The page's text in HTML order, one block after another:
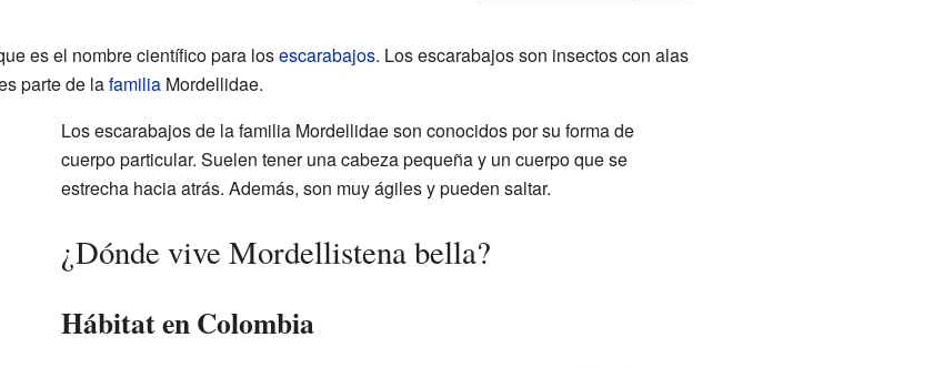
es el nombre científico para losescarabajos. Los escarabajos son insectos con alas
parte de lafamiliaMordellidae.
Los escarabajos de la familia Mordellidae son conocidos por su forma de
cuerpo particular. Suelen tener una cabeza pequeña y un cuerpo que se
estrecha hacia atrás. Además, son muy ágiles y pueden saltar.
¿Dónde vive Mordellistena bella?
Hábitat en Colombia